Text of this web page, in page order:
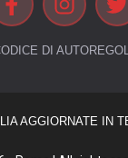
DI
AGGIORNATE